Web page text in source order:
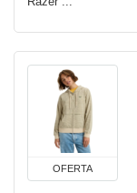
OFERTA